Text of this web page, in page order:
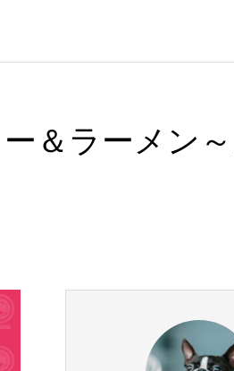
＆ラーメン～